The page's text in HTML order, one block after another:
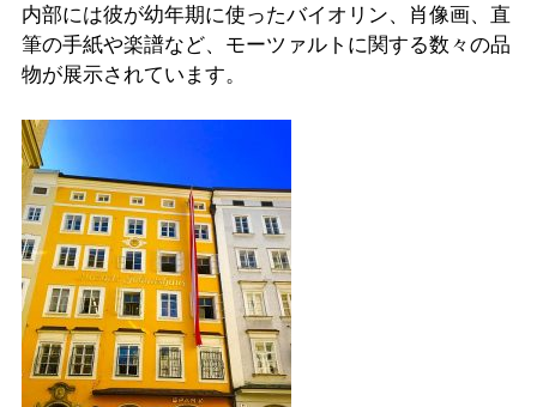
内部には彼が幼年期に使ったバイオリン、肖像画、直
筆の手紙や楽譜など、モーツァルトに関する数々の品
物が展示されています。